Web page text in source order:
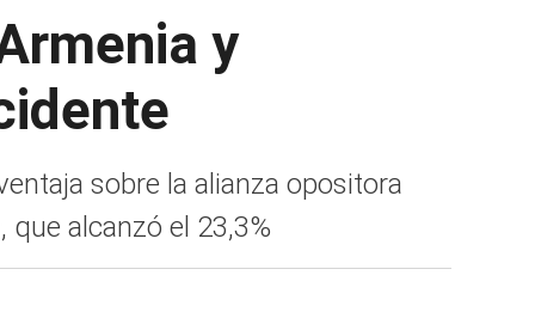
y
sobre la alianza opositora
alcanzó el 23,3%